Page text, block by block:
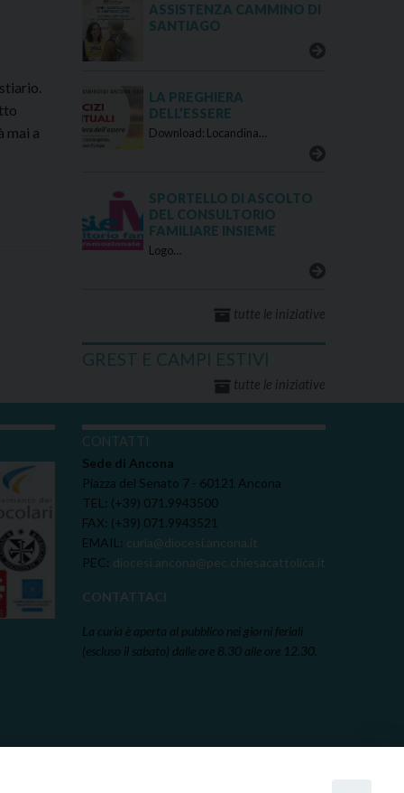
mai a
ASSISTENZA CAMMINO DI
SANTIAGO
LA PREGHIERA
DELL’ESSERE
Download: Locandina…
SPORTELLO DI ASCOLTO
DEL CONSULTORIO
FAMILIARE INSIEME
Logo…
tutte le iniziative
GREST E CAMPI ESTIVI
tutte le iniziative
CONTATTI
Sede di Ancona
Piazza del Senato 7 - 60121 Ancona
TEL: (+39) 071.9943500
FAX: (+39) 071.9943521
EMAIL: curia@diocesi.ancona.it
PEC: diocesi.ancona@pec.chiesacattolica.it
CONTATTACI
La curia è aperta al pubblico nei giorni feriali
(escluso il sabato) dalle ore 8.30 alle ore 12.30.